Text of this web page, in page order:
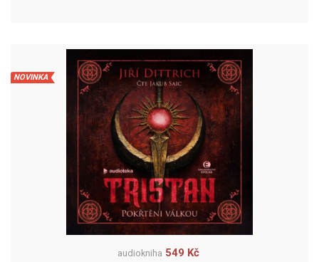
NOVINKA
audiokniha 549 Kč